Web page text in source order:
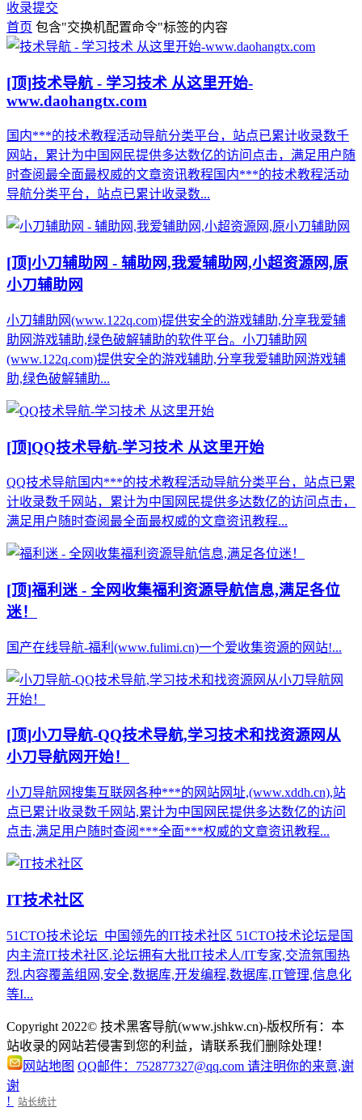
收录提交
首页 包含"交换机配置命令"标签的内容
[顶]技术导航 - 学习技术 从这里开始-
www.daohangtx.com
国内***的技术教程活动导航分类平台，站点已累计收录数千
网站，累计为中国网民提供多达数亿的访问点击，满足用户随
时查阅最全面最权威的文章资讯教程国内***的技术教程活动
导航分类平台，站点已累计收录数...
[顶]小刀辅助网 - 辅助网,我爱辅助网,小超资源网,原
小刀辅助网
小刀辅助网(www.122q.com)提供安全的游戏辅助,分享我爱辅
助网游戏辅助,绿色破解辅助的软件平台。小刀辅助网
(www.122q.com)提供安全的游戏辅助,分享我爱辅助网游戏辅
助,绿色破解辅助...
[顶]QQ技术导航-学习技术 从这里开始
QQ技术导航国内***的技术教程活动导航分类平台，站点已累
计收录数千网站，累计为中国网民提供多达数亿的访问点击，
满足用户随时查阅最全面最权威的文章资讯教程...
[顶]福利迷 - 全网收集福利资源导航信息,满足各位
迷！
国产在线导航-福利(www.fulimi.cn)一个爱收集资源的网站!...
[顶]小刀导航-QQ技术导航,学习技术和找资源网从
小刀导航网开始！
小刀导航网搜集互联网各种***的网站网址,(www.xddh.cn),站
点已累计收录数千网站,累计为中国网民提供多达数亿的访问
点击,满足用户随时查阅***全面***权威的文章资讯教程...
IT技术社区
51CTO技术论坛_中国领先的IT技术社区 51CTO技术论坛是国
内主流IT技术社区.论坛拥有大批IT技术人/IT专家,交流氛围热
烈.内容覆盖组网,安全,数据库,开发编程,数据库,IT管理,信息化
等I...
Copyright 2022© 技术黑客导航(www.jshkw.cn)-版权所有：本
站收录的网站若侵害到您的利益，请联系我们删除处理！
网站地图 QQ邮件：752877327@qq.com 请注明你的来意,谢
谢
!
站长统计